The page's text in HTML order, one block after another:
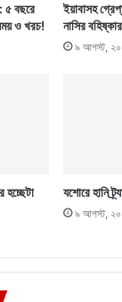
: ৫ বছরে
ও খরচ!
ইয়াবাসহ
নাসির বহিষ্কার
৯ আগস্ট,
হচ্ছেটা
যশোরে হানি
৯ আগস্ট,